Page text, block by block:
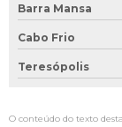
Barra Mansa
Cabo Frio
Teresópolis
O conteúdo do texto